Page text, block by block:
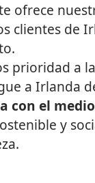
ofrece
clientes de
prioridad a
a Irlanda
con el
y